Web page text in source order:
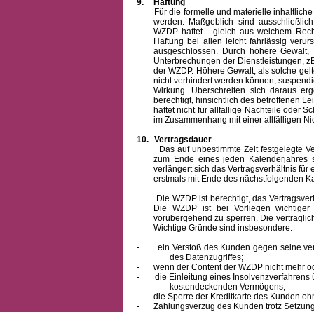
9.
Haftung
Für die formelle und materielle
werden. Maßgeblich sind
WZDP haftet - gleich aus welchem
Haftung bei allen leicht fahrlässig
ausgeschlossen. Durch höhere
Unterbrechungen der Dienstleistungen,
der WZDP. Höhere Gewalt, als solche
nicht verhindert werden können,
Wirkung. Überschreiten sich daraus
berechtigt, hinsichtlich des betroffenen
haftet nicht für allfällige Nachteile oder
im Zusammenhang mit einer allfälligen
10. Vertragsdauer
Das auf unbestimmte Zeit festgelegte
zum Ende eines jeden Kalenderjahres
verlängert sich das Vertragsverhältnis
erstmals mit Ende des nächstfolgenden
Die WZDP ist berechtigt, das
Die WZDP ist bei Vorliegen
vorübergehend zu sperren. Die
Wichtige Gründe sind insbesondere:
-
ein Verstoß des Kunden gegen seine
des Datenzugriffes;
-
wenn der Content der WZDP nicht mehr
-
die Einleitung eines
kostendeckenden Vermögens;
-
die Sperre der Kreditkarte des Kunden
-
Zahlungsverzug des Kunden trotz